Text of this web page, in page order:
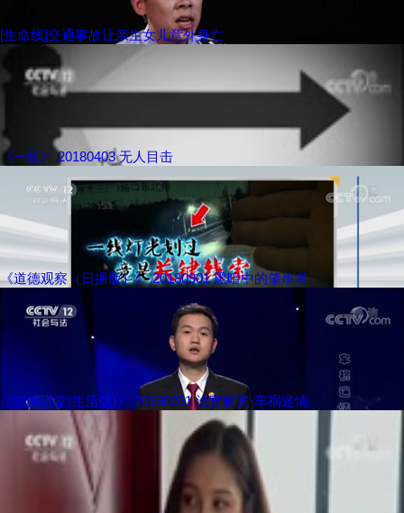
[生命线]交通事故让亲生女儿意外身亡
《一线》 20180403 无人目击
《道德观察（日播版）》 20180901 黑暗中的肇事者
《法律讲堂(生活版)》 20190201 法官解案·车祸迷情